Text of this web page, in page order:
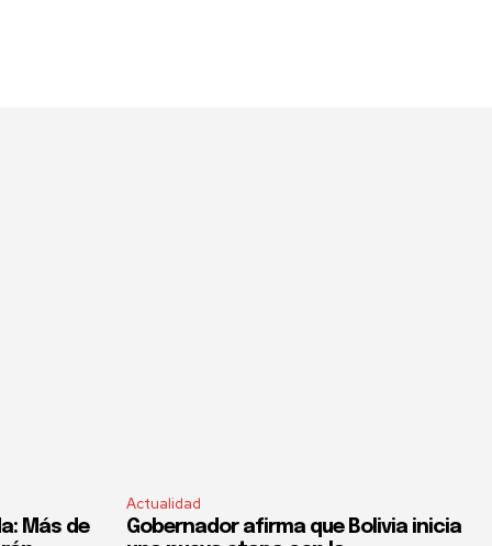
Más de
Actualidad
Gobernador afirma que Bolivia inicia